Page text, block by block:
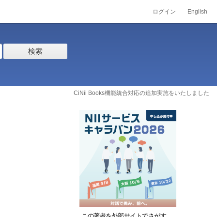
ログイン English
検索
CiNii Books機能統合対応の追加実施をいたしました